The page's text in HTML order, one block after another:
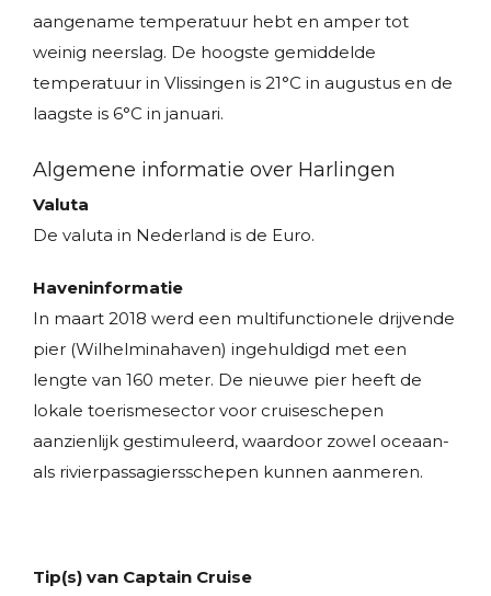
aangename temperatuur hebt en amper tot
weinig neerslag. De hoogste gemiddelde
temperatuur in Vlissingen is 21°C in augustus en de
laagste is 6°C in januari.
Algemene informatie over Harlingen
Valuta
De valuta in Nederland is de Euro.
Haveninformatie
In maart 2018 werd een multifunctionele drijvende
pier (Wilhelminahaven) ingehuldigd met een
lengte van 160 meter. De nieuwe pier heeft de
lokale toerismesector voor cruiseschepen
aanzienlijk gestimuleerd, waardoor zowel oceaan-
als rivierpassagiersschepen kunnen aanmeren.
Tip(s) van Captain Cruise